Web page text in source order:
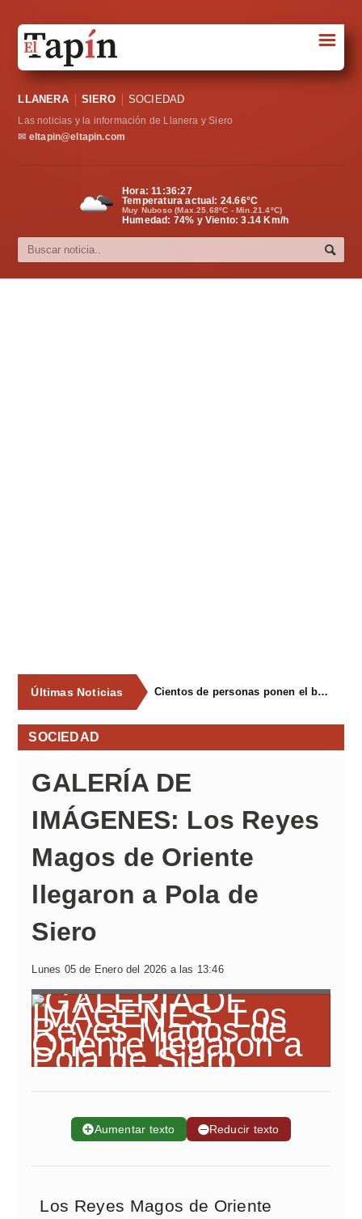
Sociedad
Política
Cultura
☰
LLANERA SIERO SOCIEDAD
Las noticias y la información de Llanera y Siero
✉ eltapin@eltapin.com
Hora:11:36:27
Temperatura actual: 24.66°C
Muy Nuboso (Max.25.68ºC - Min.21.4ºC)
Humedad: 74% y Viento: 3.14 Km/h
Últimas Noticias Cientos de personas ponen el broche final a las fiestas de La Salud de Lieres con la tradicional merienda
SOCIEDAD
GALERÍA DE
IMÁGENES: Los Reyes
Magos de Oriente
llegaron a Pola de
Siero
Lunes 05 de Enero del 2026 a las 13:46
➕Aumentar texto ➖Reducir texto
Los Reyes Magos de Oriente